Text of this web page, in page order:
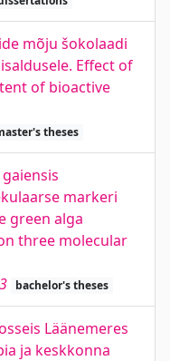
mõju šokolaadi
Effect of
of bioactive
theses
markeri
green alga
three molecular
bachelor's theses
Läänemeres
ja keskkonna